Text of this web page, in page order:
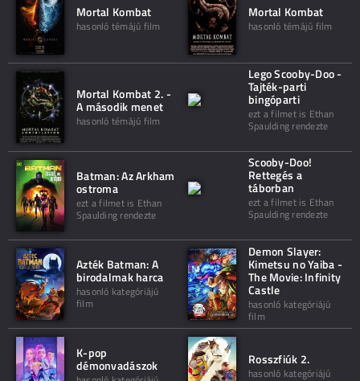
Mortal Kombat
hasonló témájú film
Mortal Kombat
hasonló témájú film
Mortal Kombat 2. -
A második menet
hasonló témájú film
Lego Scooby-Doo -
Tajték-parti
bingóparti
ezt a filmet is Ethan
Spaulding rendezte
Batman: Az Arkham
ostroma
ezt a filmet is Ethan
Spaulding rendezte
Scooby-Doo!
Rettegés a
táborban
ezt a filmet is Ethan
Spaulding rendezte
Azték Batman: A
birodalmak harca
hasonló kategóriájú
film
Demon Slayer:
Kimetsu no Yaiba -
The Movie: Infinity
Castle
hasonló kategóriájú
film
K-pop
démonvadászok Rosszfiúk 2.
hasonló kategóriájú